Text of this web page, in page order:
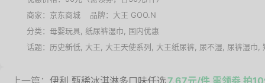
商家： 京东商城 品牌： 大王 GOO.N
分类： 母婴玩具 纸尿裤湿巾
国内优惠
话题： 历史新低 大王 大王天使系列 大王纸尿裤 尿不湿 尿裤湿巾
上一篇： 伊利 甄稀冰淇淋多口味任选7.67元/件 需领劵 拍